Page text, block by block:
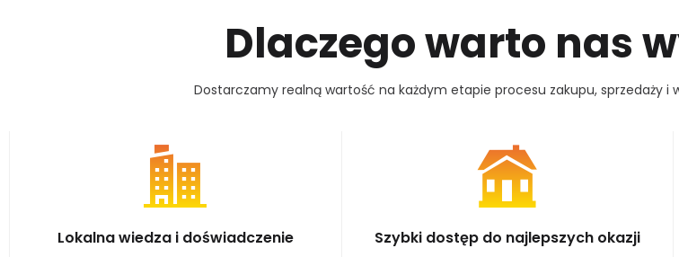
DLACZEGOWARTO NASW
Dostarczamy realną wartość na każdym etapie procesu zakupu, sprzedaży i
Lokalna wiedza i doświadczenie Szybki dostęp do najlepszych okazji